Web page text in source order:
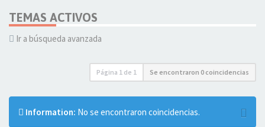
TEMAS ACTIVOS
Ir a búsqueda avanzada
Página 1 de 1 Se encontraron 0 coincidencias
Information: No se encontraron coincidencias.